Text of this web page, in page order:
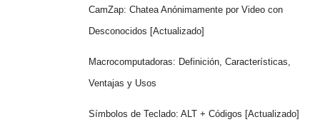
CamZap: Chatea Anónimamente por Video con
Desconocidos [Actualizado]
Macrocomputadoras: Definición, Características,
Ventajas y Usos
Símbolos de Teclado: ALT + Códigos [Actualizado]